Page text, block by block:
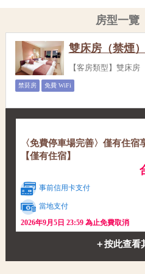
房型一覽
雙床房（禁煙）
【客房類型】雙床房
禁菸房 免費 WiFi
〈免費停車場完善〉僅有住
【僅有住宿】
事前信用卡支付
當地支付
2026年9月5日 23:59 為止免費取消
＋按此查看